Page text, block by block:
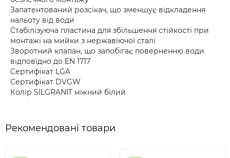
Запатентований розсікач, що зменшує відкладення
нальоту від води
Стабілізуюча пластина для збільшення стійкості при
монтажі на мийки з нержавіючої сталі
Зворотний клапан, що запобігає поверненню води
відповідно до EN 1717
Сертифікат LGA
Сертифікат DVGW
Колір SILGRANIT ніжний білий
Рекомендовані товари